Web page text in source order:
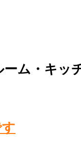
ム・キッ